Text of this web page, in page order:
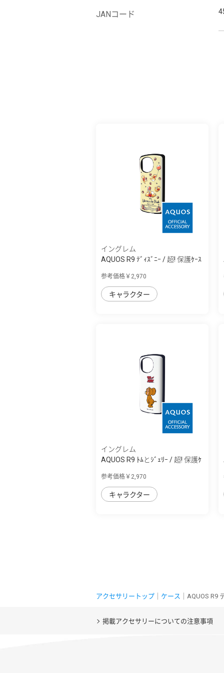
JANコード
イングレム
AQUOS R9 ﾃﾞｨｽﾞﾆｰ / 超! 保護ｹｰｽ
参考価格￥2,970
キャラクター
イングレム
AQUOS R9 ﾄﾑとｼﾞｪﾘｰ / 超! 保護ｹ
参考価格￥2,970
キャラクター
アクセサリートップ ケース ｜AQUOS
掲載アクセサリーについての注意事項